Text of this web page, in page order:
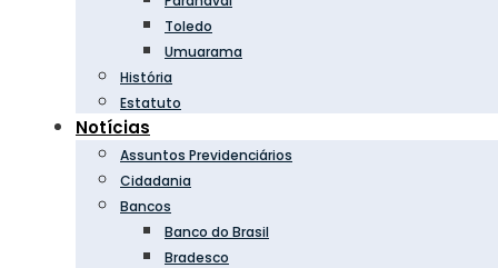
Toledo
Umuarama
História
Estatuto
Notícias
Assuntos Previdenciários
Cidadania
Bancos
Banco do Brasil
Bradesco